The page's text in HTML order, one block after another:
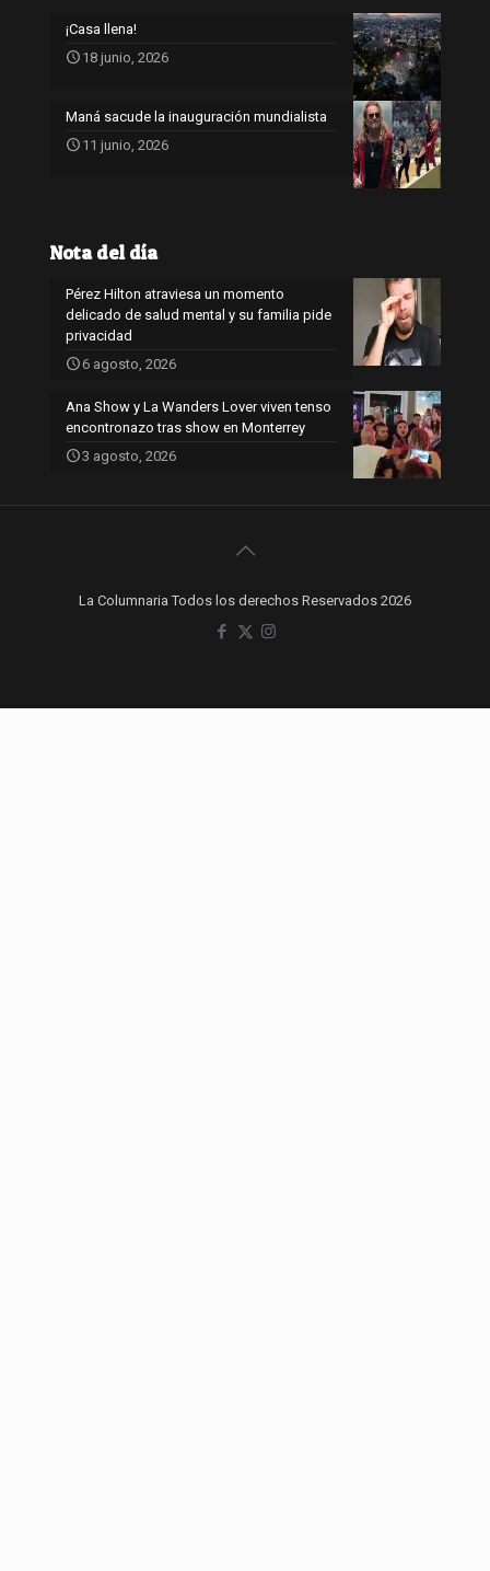
¡Casa llena!
18 junio, 2026
Maná sacude la inauguración mundialista
11 junio, 2026
Nota del día
Pérez Hilton atraviesa un momento
delicado de salud mental y su familia pide
privacidad
6 agosto, 2026
Ana Show y La Wanders Lover viven tenso
encontronazo tras show en Monterrey
3 agosto, 2026
La Columnaria Todos los derechos Reservados 2026